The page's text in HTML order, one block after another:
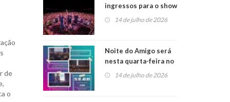
de
o
ingressos para o show
do Jota Quest nos 45
anos da Sicredi Ouro
14 de julho de 2026
Noite do Amigo será
nesta quarta-feira no
Centro de Cultura de
14 de julho de 2026